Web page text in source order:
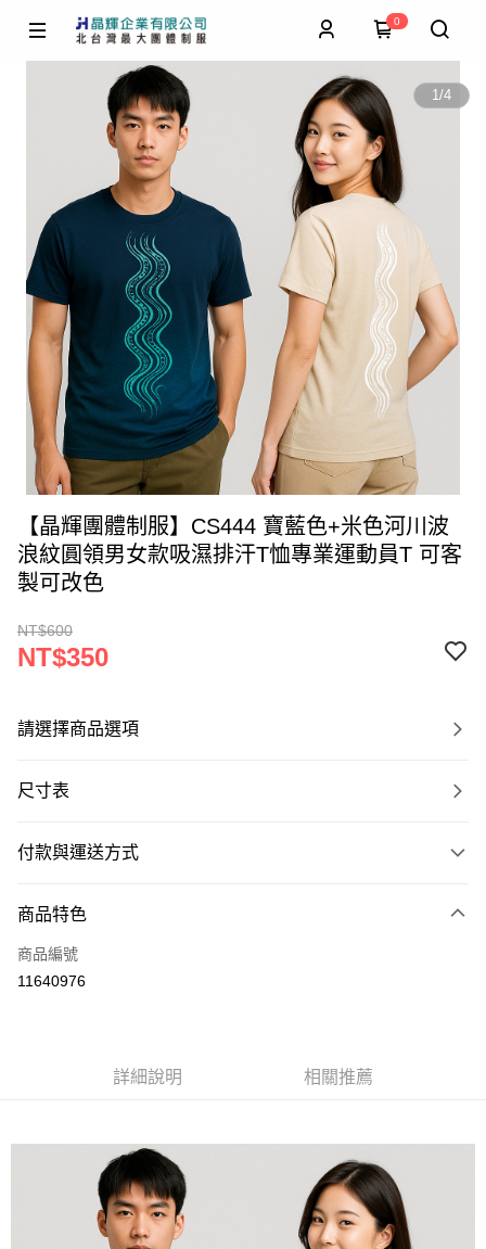
0
1/4
【晶輝團體制服】CS444 寶藍色+米色河川波
浪紋圓領男女款吸濕排汗T恤專業運動員T 可客
製可改色
NT$600
NT$350
請選擇商品選項
尺寸表
付款與運送方式
信用卡一次付款
運送方式
商品特色
商品編號
11640976
詳細說明 相關推薦